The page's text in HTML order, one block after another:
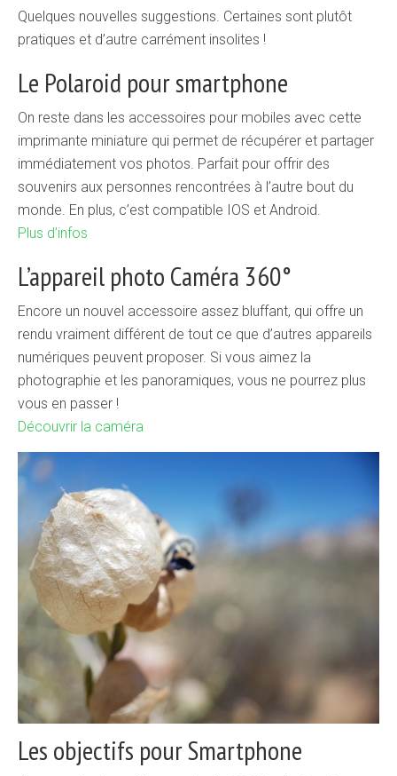
Quelques nouvelles suggestions. Certaines sont plutôt
pratiques et d’autre carrément insolites !
Le Polaroid pour smartphone
On reste dans les accessoires pour mobiles avec cette
imprimante miniature qui permet de récupérer et partager
immédiatement vos photos. Parfait pour offrir des
souvenirs aux personnes rencontrées à l’autre bout du
monde. En plus, c’est compatible IOS et Android.
Plus d’infos
L’appareil photo Caméra 360°
Encore un nouvel accessoire assez bluffant, qui offre un
rendu vraiment différent de tout ce que d’autres appareils
numériques peuvent proposer. Si vous aimez la
photographie et les panoramiques, vous ne pourrez plus
vous en passer !
Découvrir la caméra
Les objectifs pour Smartphone